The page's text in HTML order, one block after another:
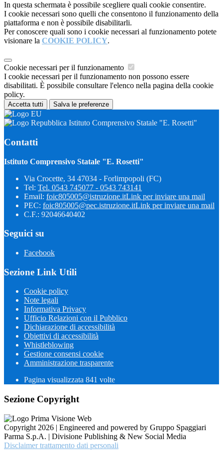
In questa schermata è possibile scegliere quali cookie consentire.
I cookie necessari sono quelli che consentono il funzionamento della
piattaforma e non è possibile disabilitarli.
Per conoscere quali sono i cookie necessari al funzionamento potete
visionare la COOKIE POLICY.
Cookie necessari per il funzionamento
I cookie necessari per il funzionamento non possono essere
disabilitati. È possibile consultare l'elenco nella pagina della cookie
policy.
Accetta tutti Salva le preferenze
Istituto Comprensivo Statale "E. Rosetti"
Contatti
Istituto Comprensivo Statale "E. Rosetti"
Via Crocette, 34 47034 - Forlimpopoli (FC)
Tel: Tel. 0543 745077 - 0543 743141
Email: foic805005@istruzione.itLink per inviare una mail
PEC: foic805005@pec.istruzione.itLink per inviare una mail
C.F.: 92046640402
Seguici su
Facebook
Sezione Link Utili
Cookie policy
Note legali
Informativa Privacy
Ufficio Relazioni con il Pubblico
Dichiarazione di accessibilità
Obiettivi di accessibilità
Whistleblowing
Gestione consensi cookie
Amministrazione trasparente
Pagina visualizzata 841 volte
Sezione Copyright
Copyright 2026 | Engineered and powered by Gruppo Spaggiari
Parma S.p.A. | Divisione Publishing & New Social Media
Disclaimer trattamento dati personali